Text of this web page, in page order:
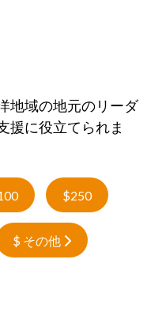
地域の地元のリーダ
援に役立てられま
$250
$ その他